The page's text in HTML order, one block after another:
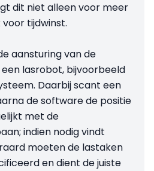
dit niet alleen voor meer
tijdwinst.
aansturing van de
lasrobot, bijvoorbeeld
Daarbij scant een
de software de positie
met de
indien nodig vindt
moeten de lastaken
en dient de juiste